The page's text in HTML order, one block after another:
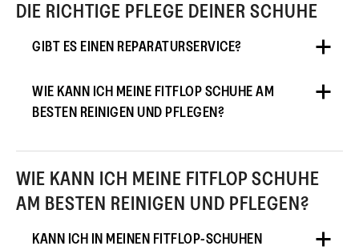
DIE RICHTIGE PFLEGE DEINER SCHUHE
GIBT ES EINEN REPARATURSERVICE?
WIE KANN ICH MEINE FITFLOP SCHUHE AM
BESTEN REINIGEN UND PFLEGEN?
WIE KANN ICH MEINE FITFLOP SCHUHE
AM BESTEN REINIGEN UND PFLEGEN?
KANN ICH IN MEINEN FITFLOP-SCHUHEN